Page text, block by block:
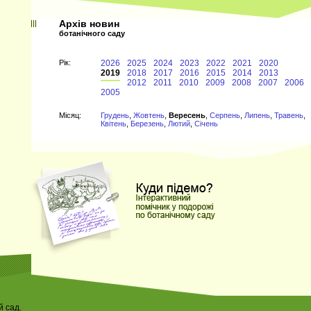
Архів новин
ботанічного саду
Рiк: 2026 2025 2024 2023 2022 2021
2020
2019
2018 2017 2016 2015 2014
2013
2012
2011 2010 2009 2008 2007
2006
2005
Мiсяц: Грудень Жовтень Вересень Серпень Липень Травень
Квітень Березень Лютий Січень
сад.